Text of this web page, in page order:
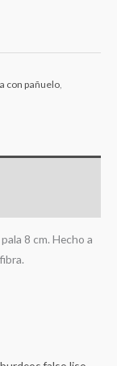
con pañuelo
8 cm. Hecho a